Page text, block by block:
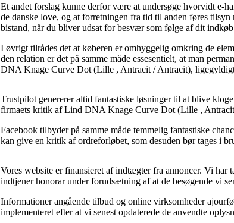
Et andet forslag kunne derfor være at undersøge hvorvidt e-
de danske love, og at forretningen fra tid til anden føres
bistand, når du bliver udsat for besvær som følge af dit
I øvrigt tilrådes det at køberen er omhyggelig omkring de
den relation er det på samme måde essesentielt, at man
DNA Knage Curve Dot (Lille , Antracit / Antracit),
Trustpilot genererer altid fantastiske løsninger til at blive
firmaets kritik af Lind DNA Knage Curve Dot (Lille ,
Facebook tilbyder på samme måde temmelig fantastiske
kan give en kritik af ordreforløbet, som desuden bør tages i
Vores website er finansieret af indtægter fra annoncer. Vi
indtjener honorar under forudsætning af at de besøgende vi
Informationer angående tilbud og online virksomheder
implementeret efter at vi senest opdaterede de anvendte